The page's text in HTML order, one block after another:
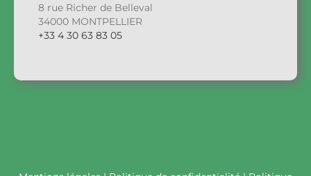
8 rue Richer de Belleval
34000 MONTPELLIER
+33 4 30 63 83 05